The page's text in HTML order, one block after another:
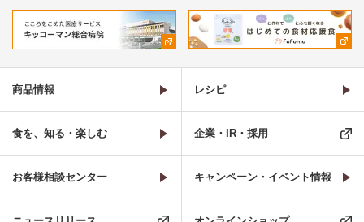
商品情報 レシピ
食を、知る・楽しむ 企業・IR・採用
お客様相談センター キャンペーン・イベント情報